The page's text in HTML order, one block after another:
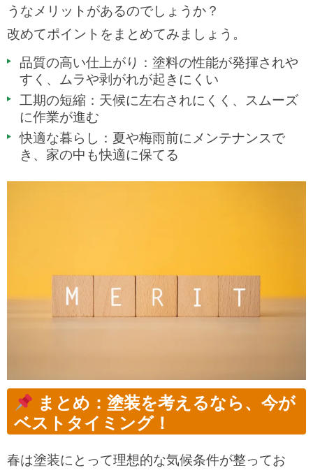
うなメリットがあるのでしょうか？
改めてポイントをまとめてみましょう。
品質の高い仕上がり：塗料の性能が発揮されや
すく、ムラや剥がれが起きにくい
工期の短縮：天候に左右されにくく、スムーズ
に作業が進む
快適な暮らし：夏や梅雨前にメンテナンスで
き、家の中も快適に保てる
まとめ：塗装を考えるなら、今が
ベストタイミング！
春は塗装にとって理想的な気候条件が整ってお